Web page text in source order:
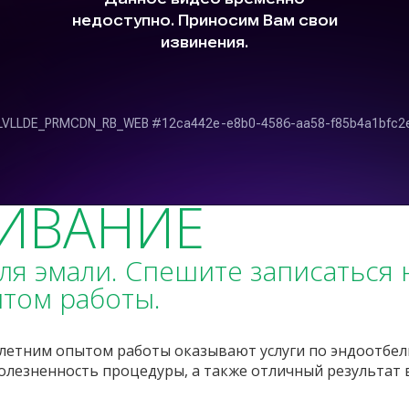
эмали. Спешите
работы.
опытом работы оказывают услуги по
процедуры, а также отличный